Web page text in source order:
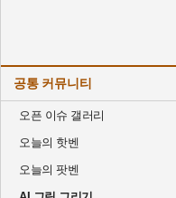
공통 커뮤니티
오픈 이슈 갤러리
오늘의 핫벤
오늘의 팟벤